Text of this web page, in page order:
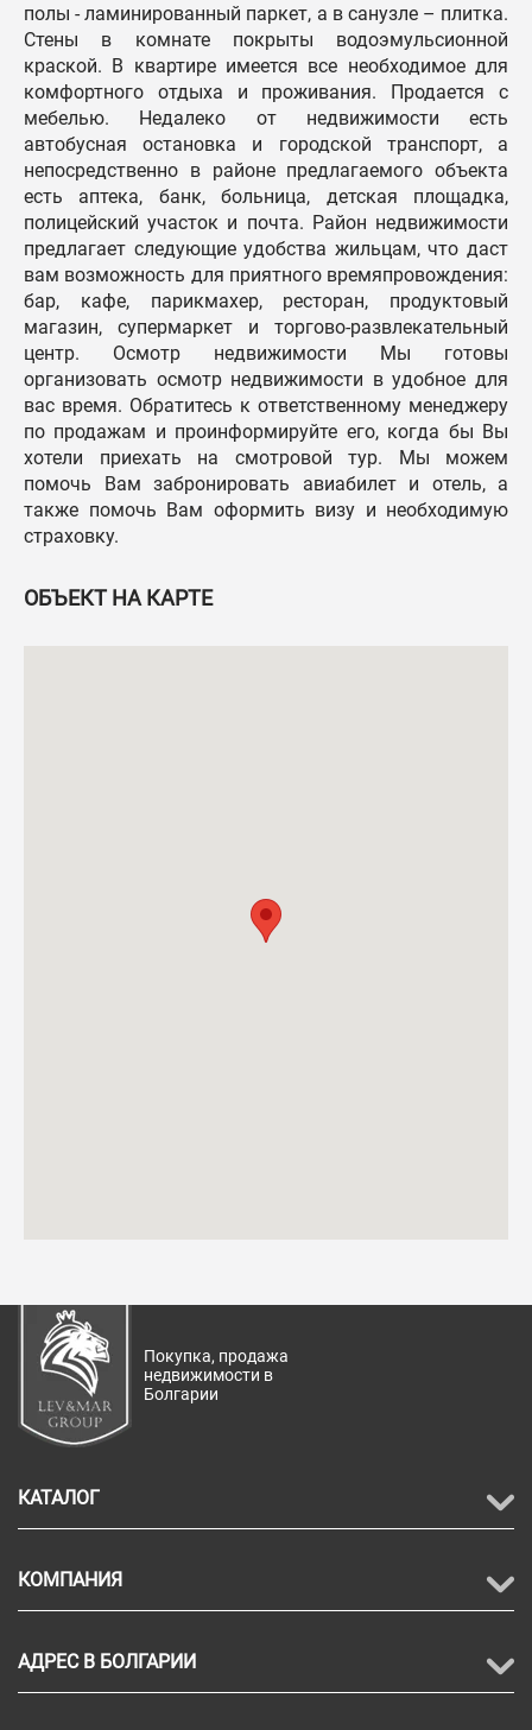
полы - ламинированный паркет, а в санузле – плитка.
Стены в комнате покрыты водоэмульсионной
краской. В квартире имеется все необходимое для
комфортного отдыха и проживания. Продается с
мебелью. Недалеко от недвижимости есть
автобусная остановка и городской транспорт, а
непосредственно в районе предлагаемого объекта
есть аптека, банк, больница, детская площадка,
полицейский участок и почта. Район недвижимости
предлагает следующие удобства жильцам, что даст
вам возможность для приятного времяпровождения:
бар, кафе, парикмахер, ресторан, продуктовый
магазин, супермаркет и торгово-развлекательный
центр. Осмотр недвижимости Мы готовы
организовать осмотр недвижимости в удобное для
вас время. Обратитесь к ответственному менеджеру
по продажам и проинформируйте его, когда бы Вы
хотели приехать на смотровой тур. Мы можем
помочь Вам забронировать авиабилет и отель, а
также помочь Вам оформить визу и необходимую
страховку.
ОБЪЕКТ НА КАРТЕ
Покупка, продажа
недвижимости в
Болгарии
КАТАЛОГ
КОМПАНИЯ
АДРЕС В БОЛГАРИИ